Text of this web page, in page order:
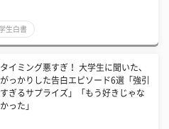
生白書
タイミング悪すぎ！ 大学生に聞いた、
がっかりした告白エピソード6選「強引
すぎるサプライズ」「もう好きじゃな
かった」